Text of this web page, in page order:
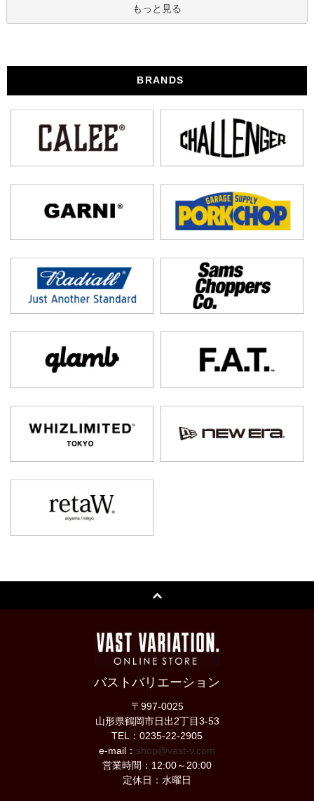
もっと見る
BRANDS
バストバリエーション
〒997-0025
山形県鶴岡市日出2丁目3-53
TEL：0235-22-2905
e-mail： shop@vast-v.com
営業時間：12:00～20:00
定休日：水曜日